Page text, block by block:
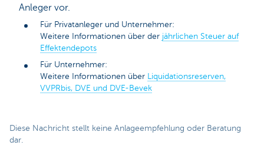
Anleger vor.
Für Privatanleger und Unternehmer:
Weitere Informationen über der jährlichen Steuer auf
Effektendepots
Für Unternehmer:
Weitere Informationen über Liquidationsreserven,
VVPRbis, DVE und DVE-Bevek
Diese Nachricht stellt keine Anlageempfehlung oder Beratung
dar.